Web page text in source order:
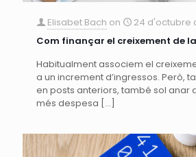
Elisabet Bach on
24 d'octubre
Com finançar el creixement de
Habitualment associem el
a un increment d’ingressos. Però,
en posts anteriors, també sol anar
més despesa […]